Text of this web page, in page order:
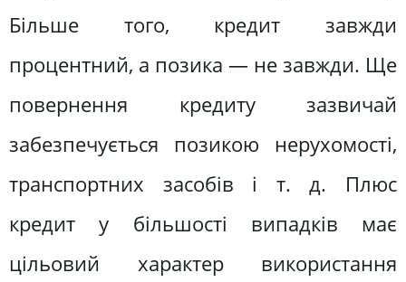
Більше того, кредит завжди
процентний, а позика — не завжди. Ще
повернення кредиту зазвичай
забезпечується позикою нерухомості,
транспортних засобів і т. д. Плюс
кредит у більшості випадків має
цільовий характер використання